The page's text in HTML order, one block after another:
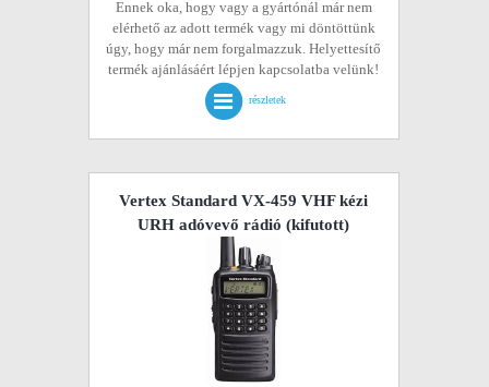
Ennek oka, hogy vagy a gyártónál már nem
elérhető az adott termék vagy mi döntöttünk
úgy, hogy már nem forgalmazzuk. Helyettesítő
termék ajánlásáért lépjen kapcsolatba velünk!
részletek
Vertex Standard VX-459 VHF kézi
URH adóvevő rádió (kifutott)